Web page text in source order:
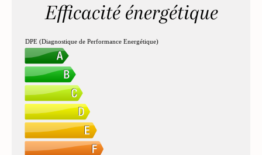
Efficacité énergétique
DPE (Diagnostique de Performance Energétique)